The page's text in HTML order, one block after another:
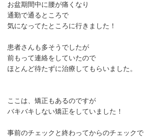
お盆期間中に腰が痛くなり
通勤で通るところで
気になってたところに行きました！
患者さんも多そうでしたが
前もって連絡をしていたので
ほとんど待たずに治療してもらいました。
ここは、矯正もあるのですが
バキバキしない矯正をしていました！
事前のチェックと終わってからのチェックで